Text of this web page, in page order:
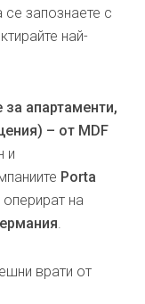
запознаете с
най-
апартаменти,
– от MDF
и
Porta
оперират на
.
врати от